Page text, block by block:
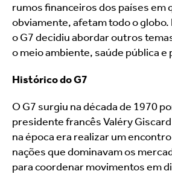
rumos financeiros dos países em
obviamente, afetam todo o
o G7 decidiu abordar outros
o meio ambiente, saúde pública e
Histórico do G7
O G7 surgiu na década de 1970
presidente francês Valéry Giscard
na época era realizar um
nações que dominavam os
para coordenar movimentos em